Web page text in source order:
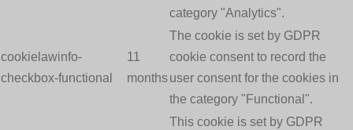
category "Analytics".
cookielawinfo-
checkbox-functional
11
months
The cookie is set by GDPR
cookie consent to record the
user consent for the cookies in
the category "Functional".
This cookie is set by GDPR